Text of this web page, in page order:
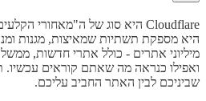
Cloudflare היא סוג של ה"מאחורי הקלעים" של האינטרנט.
היא מספקת תשתיות שמאיצות, מגנות
מיליוני אתרים - כולל אתרי חדשות,
ואפילו כנראה מה שאתם קוראים עכשיו.
שביניכם לבין האתר החביב עליכם.